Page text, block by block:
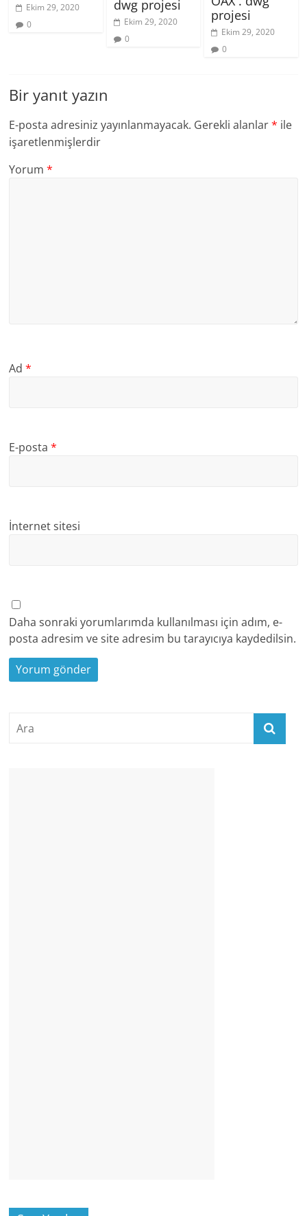
Ekim 29, 2020
0
dwg projesi
Ekim 29, 2020
0
projesi
Ekim 29, 2020
0
Bir yanıt yazın
E-posta adresiniz yayınlanmayacak. Gerekli alanlar* ile
işaretlenmişlerdir
Yorum*
Ad*
E-posta*
İnternet sitesi
Daha sonraki yorumlarımda kullanılması için adım, e-
posta adresim ve site adresim bu tarayıcıya kaydedilsin.